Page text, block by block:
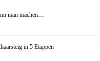
man machen…
in 5 Etappen